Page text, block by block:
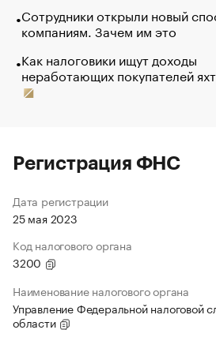
Сотрудники открыли новый
компаниям. Зачем им это
Как налоговики ищут доходы
неработающих покупателей
Регистрация ФНС
Дата регистрации
25 мая 2023
Код налогового органа
3200
Наименование налогового органа
Управление Федеральной налоговой
области